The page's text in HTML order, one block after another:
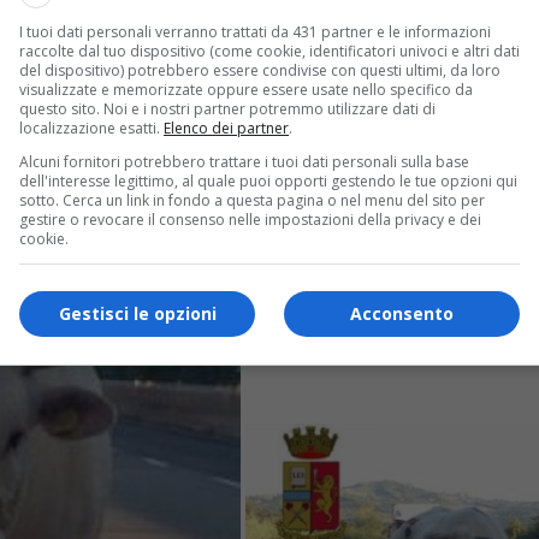
a Comignago nella notte tra domenica 25 agosto e
I tuoi dati personali verranno trattati da 431 partner e le informazioni
raccolte dal tuo dispositivo (come cookie, identificatori univoci e altri dati
del dispositivo) potrebbero essere condivise con questi ultimi, da loro
visualizzate e memorizzate oppure essere usate nello specifico da
questo sito. Noi e i nostri partner potremmo utilizzare dati di
localizzazione esatti. Elenco dei partner.
Alcuni fornitori potrebbero trattare i tuoi dati personali sulla base
dell'interesse legittimo, al quale puoi opporti gestendo le tue opzioni qui
sotto. Cerca un link in fondo a questa pagina o nel menu del sito per
gestire o revocare il consenso nelle impostazioni della privacy e dei
cookie.
Acconsento
Gestisci le opzioni